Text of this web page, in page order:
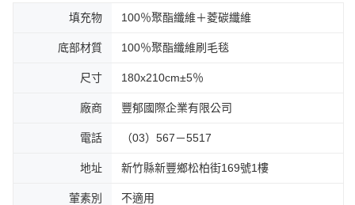
填充物 100％聚酯纖維＋菱碳纖維
底部材質 100％聚酯纖維刷毛毯
尺寸 180x210cm±5％
廠商 豐郁國際企業有限公司
電話 （03）567－5517
地址 新竹縣新豐鄉松柏街169號1樓
葷素別 不適用